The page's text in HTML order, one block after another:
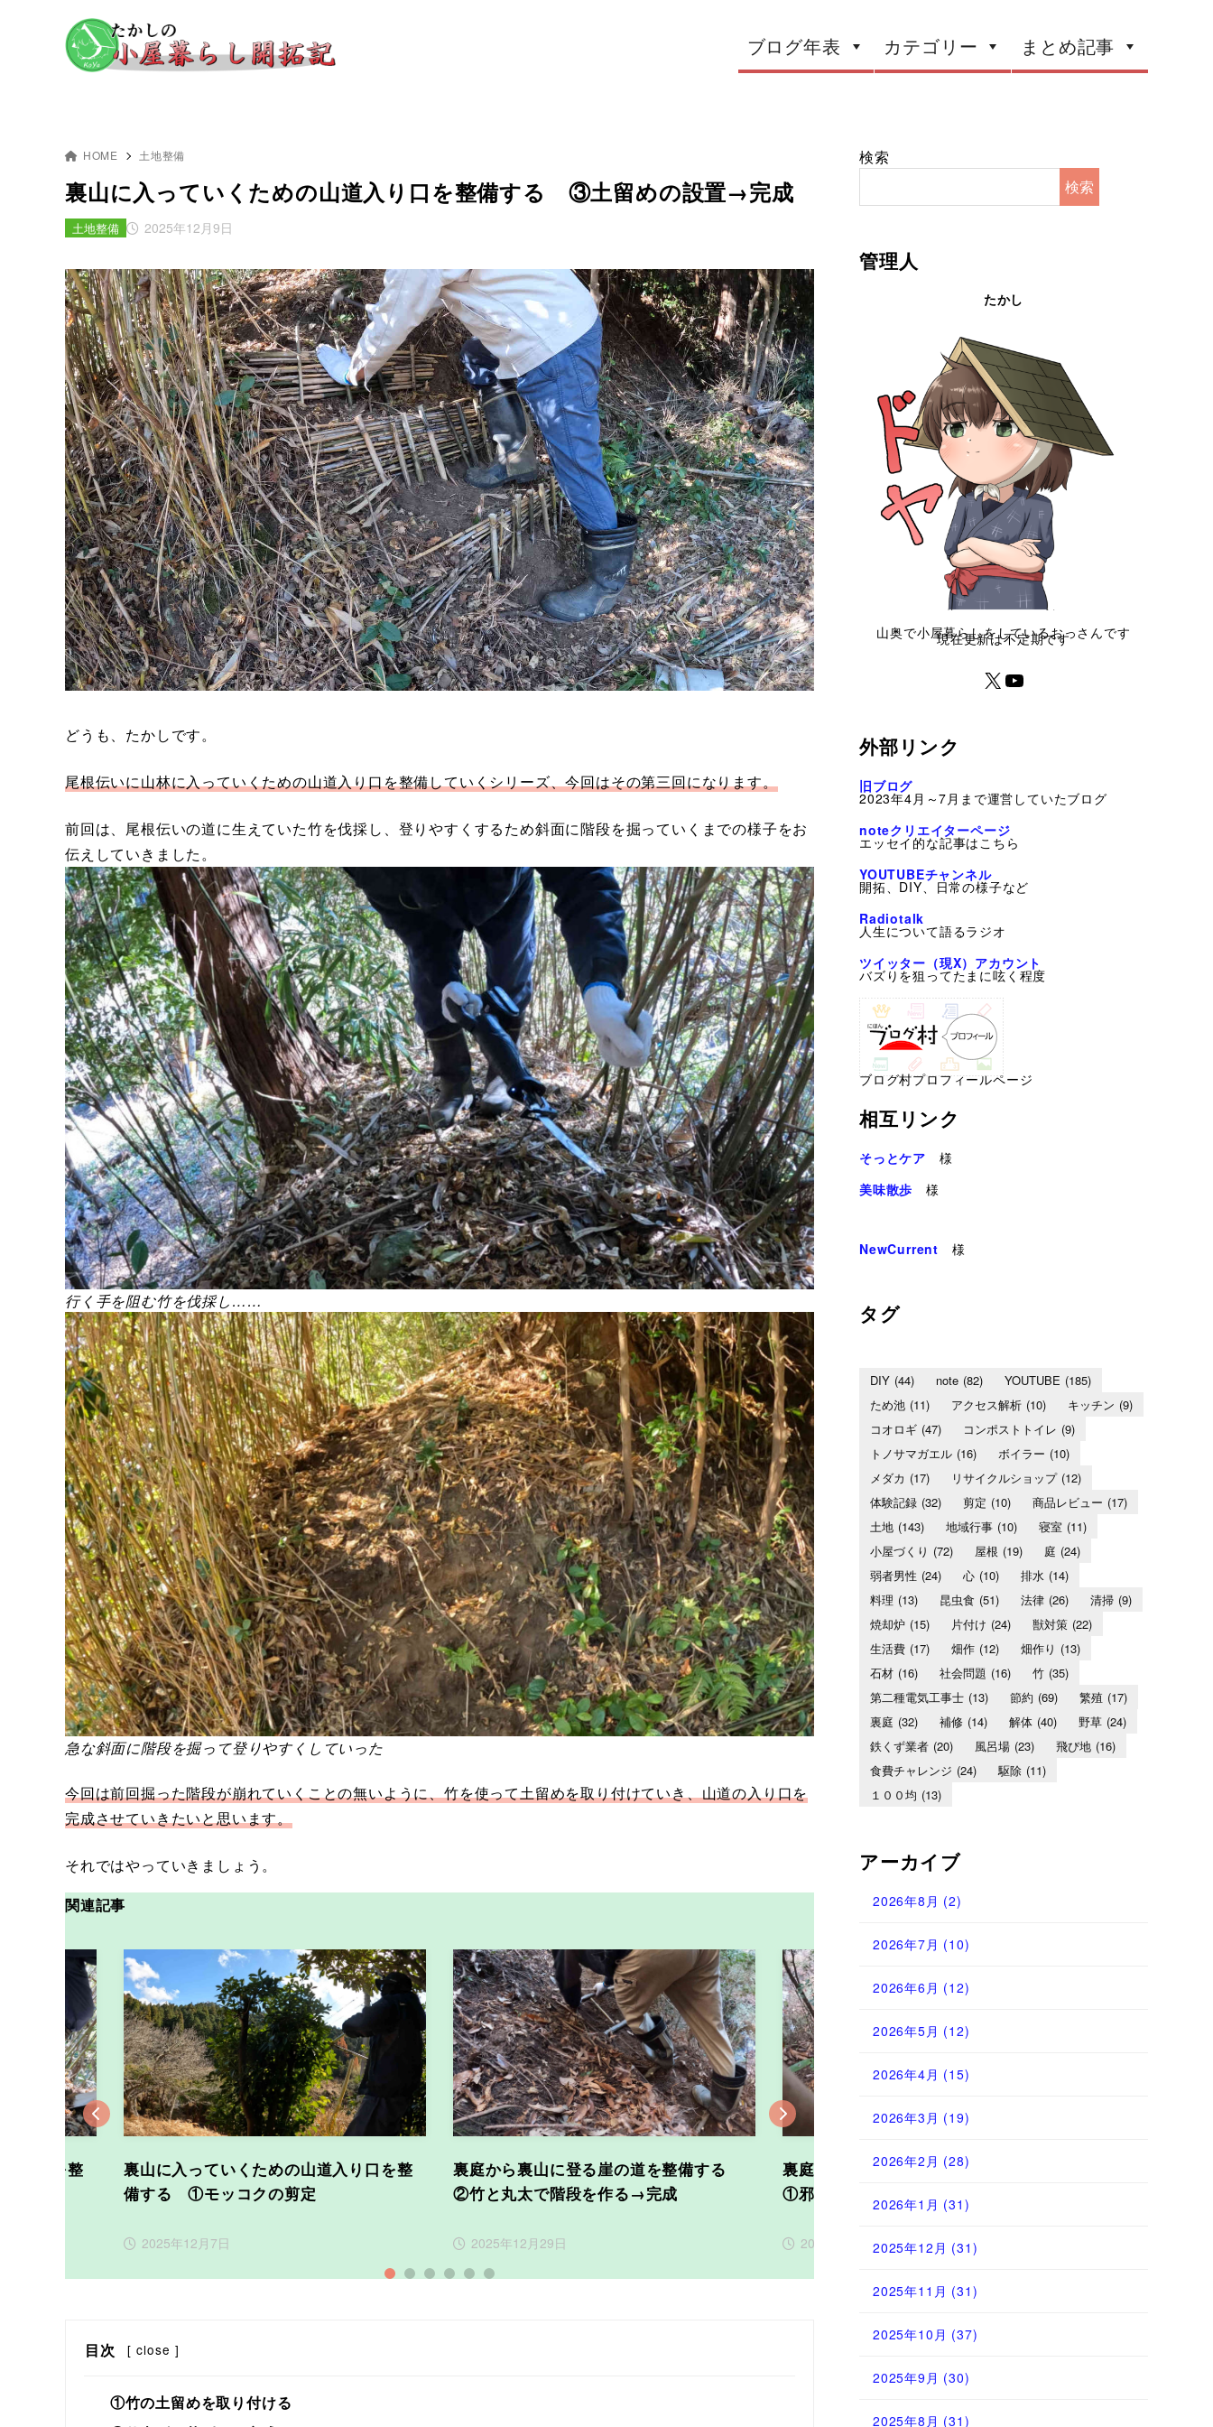
ブログ年表 カテゴリー まとめ記事
HOME 土地整備
裏山に入っていくための山道入り口を整備する ③土留めの設置→完成
2025年12月9日
土地整備
どうも、たかしです。
尾根伝いに山林に入っていくための山道入り口を整備していくシリーズ、今回はその第三回になります。
前回は、尾根伝いの道に生えていた竹を伐採し、登りやすくするため斜面に階段を掘っていくまでの様子をお
伝えしていきました。
行く手を阻む竹を伐採し……
急な斜面に階段を掘って登りやすくしていった
今回は前回掘った階段が崩れていくことの無いように、竹を使って土留めを取り付けていき、山道の入り口を
完成させていきたいと思います。
それではやっていきましょう。
関連記事
Previous
り口を整
裏山に入っていくための山道入り口を整
備する ①モッコクの剪定
2025年12月7日
裏庭から裏山に登る崖の道を整備する
②竹と丸太で階段を作る→完成
2025年12月29日
裏庭から裏山に登る崖の道を整備する
①邪魔な草木の伐採、道の拡張
2025年12月28日
Next
1 2 3 4 5 6
目次 [ close ]
①竹の土留めを取り付ける
検索
検索
管理人
たかし
山奥で小屋暮らしをしているおっさんです
現在更新は不定期です
外部リンク
旧ブログ
2023年4月～7月まで運営していたブログ
noteクリエイターページ
エッセイ的な記事はこちら
YOUTUBEチャンネル
開拓、DIY、日常の様子など
Radiotalk
人生について語るラジオ
ツイッター（現X）アカウント
バズりを狙ってたまに呟く程度
ブログ村プロフィールページ
相互リンク
そっとケア 様
美味散歩 様
NewCurrent 様
タグ
DIY (44) note (82) YOUTUBE (185)
ため池 (11) アクセス解析 (10) キッチン (9)
コオロギ (47) コンポストトイレ (9)
トノサマガエル (16) ボイラー (10)
メダカ (17) リサイクルショップ (12)
体験記録 (32) 剪定 (10) 商品レビュー (17)
土地 (143) 地域行事 (10) 寝室 (11)
小屋づくり (72) 屋根 (19) 庭 (24)
弱者男性 (24) 心 (10) 排水 (14)
料理 (13) 昆虫食 (51) 法律 (26) 清掃 (9)
焼却炉 (15) 片付け (24) 獣対策 (22)
生活費 (17) 畑作 (12) 畑作り (13)
石材 (16) 社会問題 (16) 竹 (35)
第二種電気工事士 (13) 節約 (69) 繁殖 (17)
裏庭 (32) 補修 (14) 解体 (40) 野草 (24)
鉄くず業者 (20) 風呂場 (23) 飛び地 (16)
食費チャレンジ (24) 駆除 (11)
１００均 (13)
アーカイブ
2026年8月 (2)
2026年7月 (10)
2026年6月 (12)
2026年5月 (12)
2026年4月 (15)
2026年3月 (19)
2026年2月 (28)
2026年1月 (31)
2025年12月 (31)
2025年11月 (31)
2025年10月 (37)
2025年9月 (30)
2025年8月 (31)